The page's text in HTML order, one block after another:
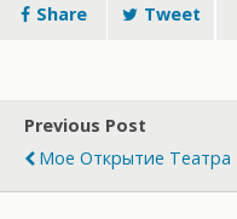
Share Tweet
Previous Post
Мое Открытие Театра